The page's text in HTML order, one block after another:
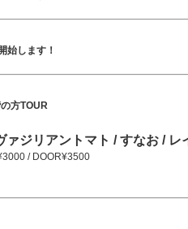
します！
方TOUR
ァジリアントマト / すなお / レ
/ DOOR¥3500